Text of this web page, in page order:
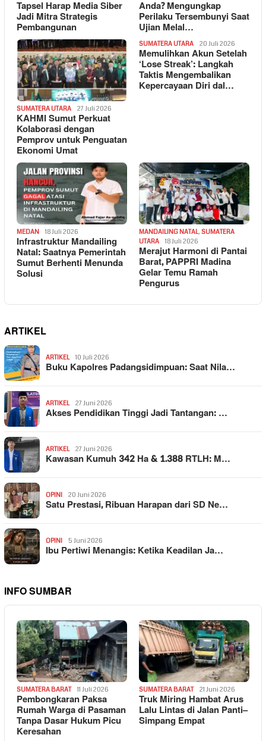
Tapsel Harap Media Siber
Jadi Mitra Strategis
Pembangunan
Anda? Mengungkap
Perilaku Tersembunyi Saat
Ujian Melal…
SUMATERA UTARA 27 Juli 2026
KAHMI Sumut Perkuat
Kolaborasi dengan
Pemprov untuk Penguatan
Ekonomi Umat
SUMATERA UTARA 20 Juli 2026
Memulihkan Akun Setelah
‘Lose Streak’: Langkah
Taktis Mengembalikan
Kepercayaan Diri dal…
MEDAN 18 Juli 2026
Infrastruktur Mandailing
Natal: Saatnya Pemerintah
Sumut Berhenti Menunda
Solusi
MANDAILING NATAL, SUMATERA
UTARA
18 Juli 2026
Merajut Harmoni di Pantai
Barat, PAPPRI Madina
Gelar Temu Ramah
Pengurus
ARTIKEL
ARTIKEL 10 Juli 2026
Buku Kapolres Padangsidimpuan: Saat Nila…
ARTIKEL 27 Juni 2026
Akses Pendidikan Tinggi Jadi Tantangan: …
ARTIKEL 27 Juni 2026
Kawasan Kumuh 342 Ha & 1.388 RTLH: M…
OPINI 20 Juni 2026
Satu Prestasi, Ribuan Harapan dari SD Ne…
OPINI 5 Juni 2026
Ibu Pertiwi Menangis: Ketika Keadilan Ja…
INFO SUMBAR
SUMATERA BARAT 11 Juli 2026
Pembongkaran Paksa
Rumah Warga di Pasaman
Tanpa Dasar Hukum Picu
Keresahan
SUMATERA BARAT 21 Juni 2026
Truk Miring Hambat Arus
Lalu Lintas di Jalan Panti–
Simpang Empat